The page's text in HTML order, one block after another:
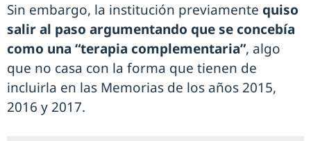
Sin embargo, la institución previamente quiso
salir al paso argumentando que se concebía
como una “terapia complementaria”, algo
que no casa con la forma que tienen de
incluirla en las Memorias de los años 2015,
2016 y 2017.